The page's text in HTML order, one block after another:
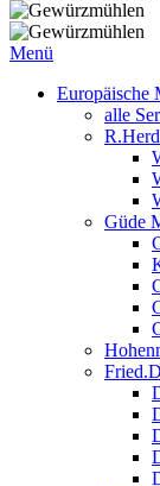
Menü
Europäische
alle
Güde